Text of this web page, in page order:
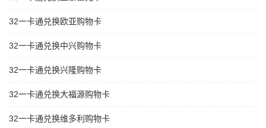
32一卡通兑换欧亚购物卡
32一卡通兑换中兴购物卡
32一卡通兑换兴隆购物卡
32一卡通兑换大福源购物卡
32一卡通兑换维多利购物卡